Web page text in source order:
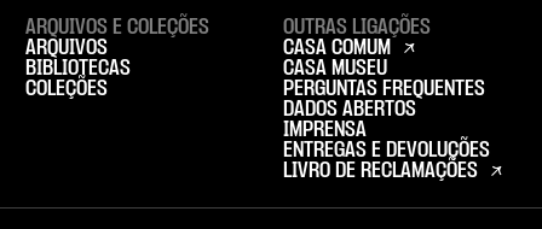
ARQUIVOS E COLEÇÕES
ARQUIVOS
BIBLIOTECAS
COLEÇÕES
OUTRAS LIGAÇÕES
CASA COMUM
CASA MUSEU
PERGUNTAS FREQUENTES
DADOS ABERTOS
IMPRENSA
ENTREGAS E DEVOLUÇÕES
LIVRO DE RECLAMAÇÕES